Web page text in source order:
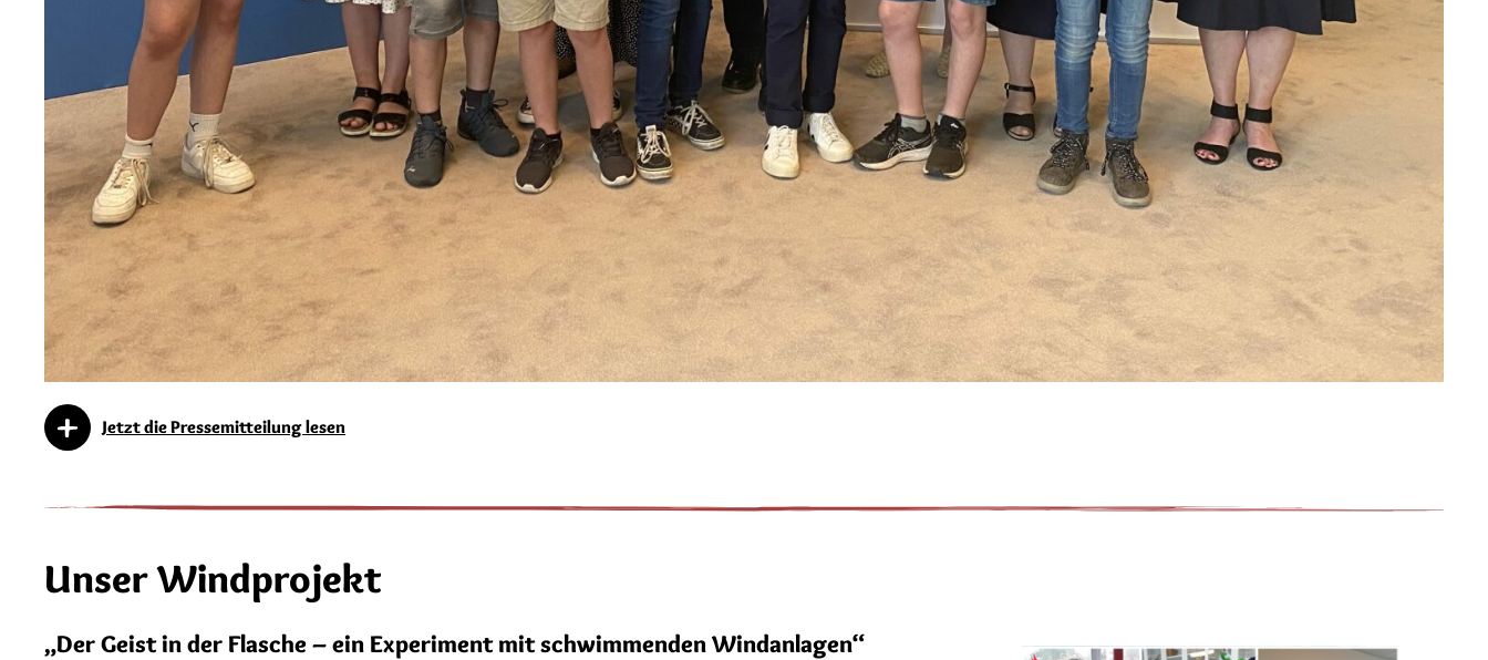
Jetzt die Pressemitteilung lesen
Unser Windprojekt
„Der Geist in der Flasche – ein Experiment mit schwimmenden Windanlagen“